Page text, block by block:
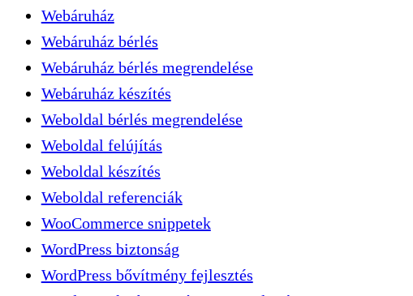
Webáruház
Webáruház bérlés
Webáruház bérlés megrendelése
Webáruház készítés
Weboldal bérlés megrendelése
Weboldal felújítás
Weboldal készítés
Weboldal referenciák
WooCommerce snippetek
WordPress biztonság
WordPress bővítmény fejlesztés